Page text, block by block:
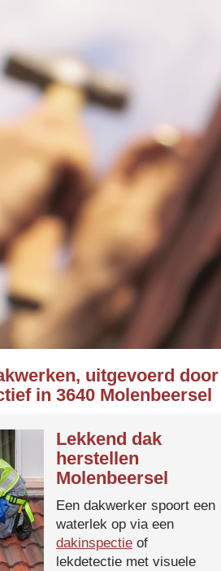
uitgevoerd door
in 3640 Molenbeersel
Lekkend dak
herstellen
Molenbeersel
Een dakwerker spoort een
waterlek op via een
dakinspectie of
lekdetectie met visuele